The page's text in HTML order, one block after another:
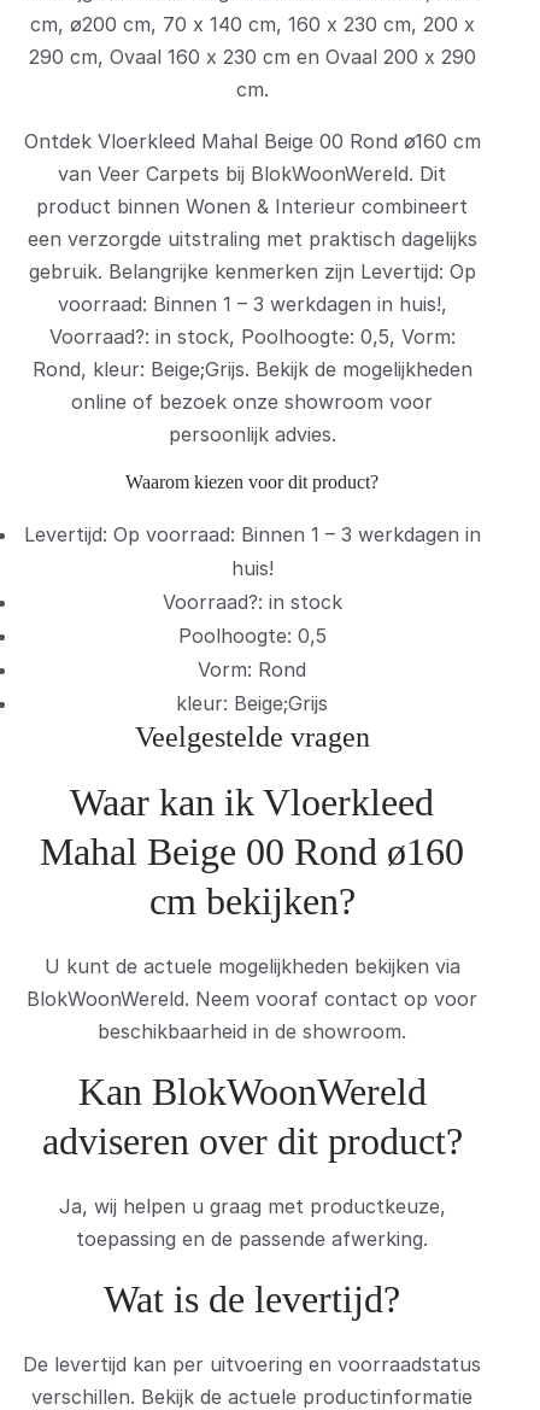
cm, ø200 cm, 70 x 140 cm, 160 x 230 cm, 200 x
290 cm, Ovaal 160 x 230 cm en Ovaal 200 x 290
cm.
Ontdek Vloerkleed Mahal Beige 00 Rond ø160 cm
van Veer Carpets bij BlokWoonWereld. Dit
product binnen Wonen & Interieur combineert
een verzorgde uitstraling met praktisch dagelijks
gebruik. Belangrijke kenmerken zijn Levertijd: Op
voorraad: Binnen 1 – 3 werkdagen in huis!,
Voorraad?: in stock, Poolhoogte: 0,5, Vorm:
Rond, kleur: Beige;Grijs. Bekijk de mogelijkheden
online of bezoek onze showroom voor
persoonlijk advies.
Waarom kiezen voor dit product?
Levertijd: Op voorraad: Binnen 1 – 3 werkdagen in
huis!
Voorraad?: in stock
Poolhoogte: 0,5
Vorm: Rond
kleur: Beige;Grijs
Veelgestelde vragen
Waar kan ik Vloerkleed
Mahal Beige 00 Rond ø160
cm bekijken?
U kunt de actuele mogelijkheden bekijken via
BlokWoonWereld. Neem vooraf contact op voor
beschikbaarheid in de showroom.
Kan BlokWoonWereld
adviseren over dit product?
Ja, wij helpen u graag met productkeuze,
toepassing en de passende afwerking.
Wat is de levertijd?
De levertijd kan per uitvoering en voorraadstatus
verschillen. Bekijk de actuele productinformatie